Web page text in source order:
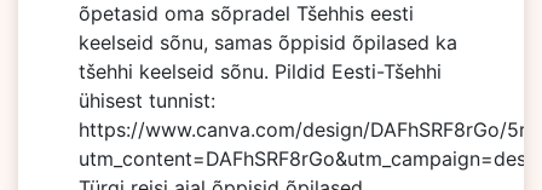
õpetasid oma sõpradel Tšehhis eesti
keelseid sõnu, samas õppisid õpilased ka
tšehhi keelseid sõnu. Pildid Eesti-Tšehhi
ühisest tunnist:
https://www.canva.com/design/DAFhSRF8rGo/